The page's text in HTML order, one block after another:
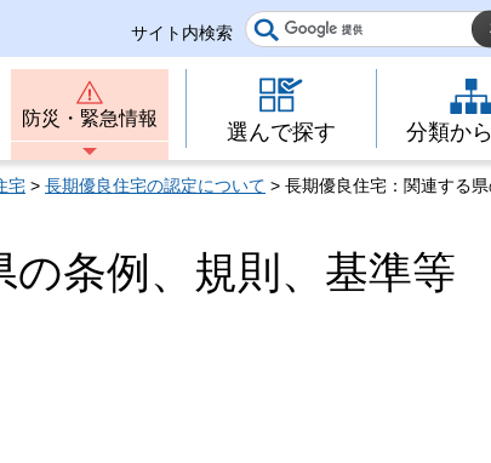
サイト内検索
防災・緊急情報
選んで探す 分類か
宅 > 長期優良住宅の認定について > 長期優良住宅：関連する
条例、規則、基準等